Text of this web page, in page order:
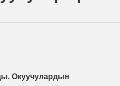
Окуучулардын